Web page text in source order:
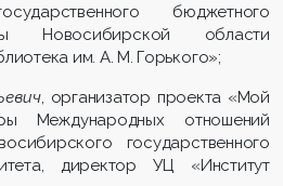
бюджетного
Новосибирской области
им. А. М. Горького»;
, организатор проекта «Мой
Международных отношений
государственного
директор УЦ «Институт